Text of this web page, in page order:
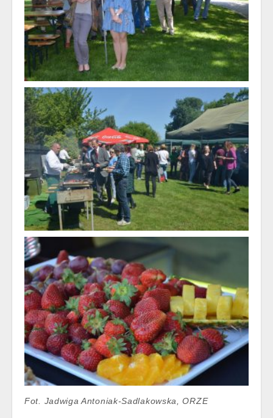
Fot. Jadwiga Antoniak-Sadlakowska, ORZE